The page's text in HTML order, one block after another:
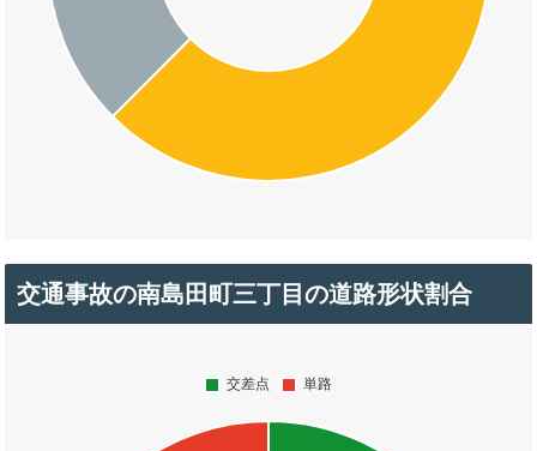
交通事故の南島田町三丁目の道路形状割合